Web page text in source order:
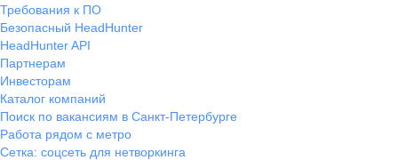
Требования к ПО
Безопасный HeadHunter
HeadHunter API
Партнерам
Инвесторам
Каталог компаний
Поиск по вакансиям в Санкт-Петербурге
Работа рядом с метро
Сетка: соцсеть для нетворкинга